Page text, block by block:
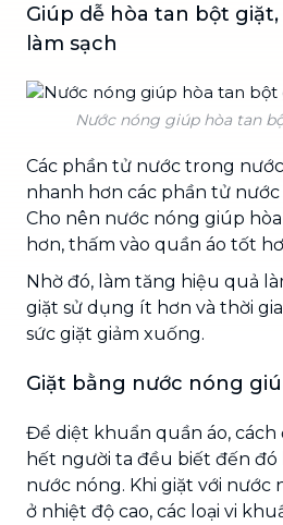
Giúp dễ hòa tan bột
làm sạch
Nước nóng giúp hòa tan
Các phần tử nước trong
nhanh hơn các phần tử
Cho nên nước nóng giúp
hơn, thấm vào quần áo tốt
Nhờ đó, làm tăng hiệu quả
giặt sử dụng ít hơn và thời
sức giặt giảm xuống.
Giặt bằng nước nóng
Để diệt khuẩn quần áo, cách
hết người ta đều biết đến
nước nóng. Khi giặt với
ở nhiệt độ cao, các loại vi